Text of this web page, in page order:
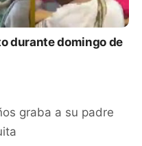
durante domingo de